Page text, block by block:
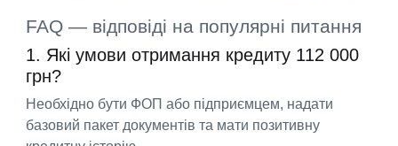
FAQ — відповіді на популярні питання
1. Які умови отримання кредиту 112 000
грн?
Необхідно бути ФОП або підприємцем, надати
базовий пакет документів та мати позитивну